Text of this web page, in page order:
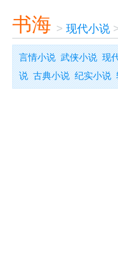
书海 > 现代小说
言情小说 武侠小说 现
说 古典小说 纪实小说